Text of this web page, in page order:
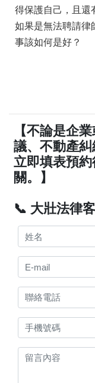
得保護自己，且還
如果是無法聘請律
事該如何是好？
【不論是企
議、不動產
立即填表預
關。】
📞 大壯法律